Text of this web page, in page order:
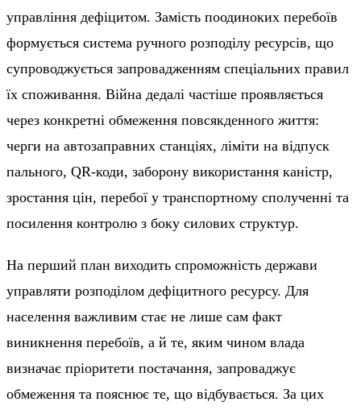
управління дефіцитом. Замість поодиноких перебоїв
формується система ручного розподілу ресурсів, що
супроводжується запровадженням спеціальних правил
їх споживання. Війна дедалі частіше проявляється
через конкретні обмеження повсякденного життя:
черги на автозаправних станціях, ліміти на відпуск
пального, QR-коди, заборону використання каністр,
зростання цін, перебої у транспортному сполученні та
посилення контролю з боку силових структур.
На перший план виходить спроможність держави
управляти розподілом дефіцитного ресурсу. Для
населення важливим стає не лише сам факт
виникнення перебоїв, а й те, яким чином влада
визначає пріоритети постачання, запроваджує
обмеження та пояснює те, що відбувається. За цих